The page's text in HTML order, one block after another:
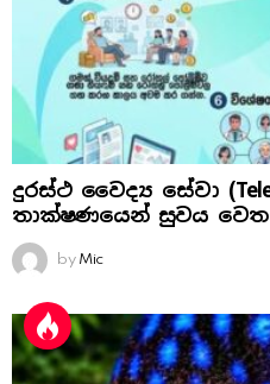
දුරස්ථ වෛද්‍ය සේවා
තාක්ෂණයෙන් සුවය වෙත
by Mic